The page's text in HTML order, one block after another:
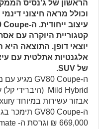
הראשון של ג'נסיס
וכולל מראה חיצוני דינמי
קטגוריית היוקרה עם
יוצאי דופן. התוצאה היא
אלגנטיות אתלטית עם
של SUV.
אבזור עשירות במיוחד Luxury ו-Ultimate.